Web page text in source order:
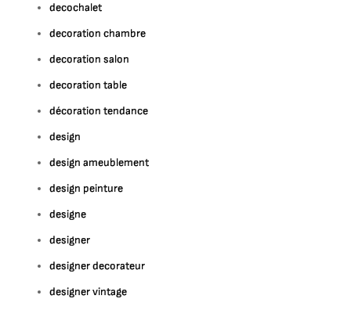
decochalet
decoration chambre
decoration salon
decoration table
décoration tendance
design
design ameublement
design peinture
designe
designer
designer decorateur
designer vintage